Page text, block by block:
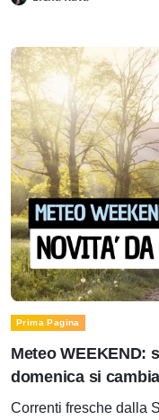
Prima Pagina
Meteo WEEKEND:
domenica si cambia
Correnti fresche dalla